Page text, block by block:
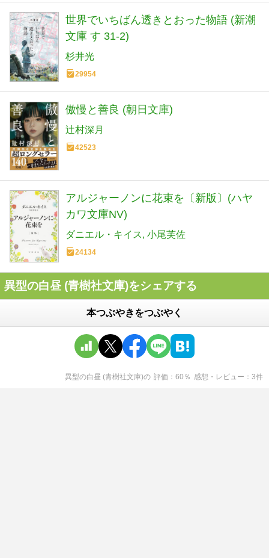
世界でいちばん透きとおった物語 (新潮
文庫 す 31-2)
杉井光
29954
傲慢と善良 (朝日文庫)
辻村深月
42523
アルジャーノンに花束を〔新版〕(ハヤ
カワ文庫NV)
ダニエル・キイス 小尾芙佐
24134
異型の白昼 (青樹社文庫)をシェアする
本つぶやきをつぶやく
異型の白昼 (青樹社文庫)の 評価 60 ％ 感想・レビュー 3件